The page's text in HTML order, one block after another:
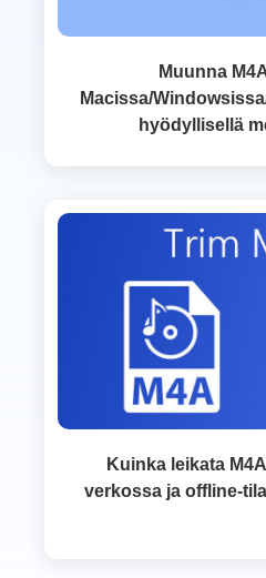
Muunna
Macissa/
hyödyllisellä
Kuinka leikata
verkossa ja offline-